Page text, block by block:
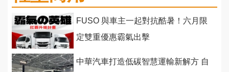
FUSO 與車主一起對抗酷暑！六月限
定雙重優惠霸氣出擊
中華汽車打造低碳智慧運輸新解方 自